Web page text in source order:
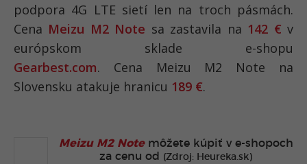
podpora 4G LTE sietí len na troch pásmách.
Cena Meizu M2 Note sa zastavila na 142 € v
európskom sklade e-shopu
Gearbest.com. Cena Meizu M2 Note na
Slovensku atakuje hranicu 189 €.
Meizu M2 Notemôžete kúpiť v e-shopoch
za cenu od
(Zdroj: Heureka.sk)